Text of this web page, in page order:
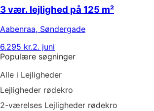
3 vær. lejlighed på 125 m²
Aabenraa, Søndergade
6.295 kr.2. juni
Populære søgninger
Alle i Lejligheder
Lejligheder rødekro
2-værelses Lejligheder rødekro